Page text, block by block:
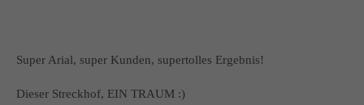
Super Arial, super Kunden, supertolles Ergebnis!
Dieser Streckhof, EIN TRAUM :)